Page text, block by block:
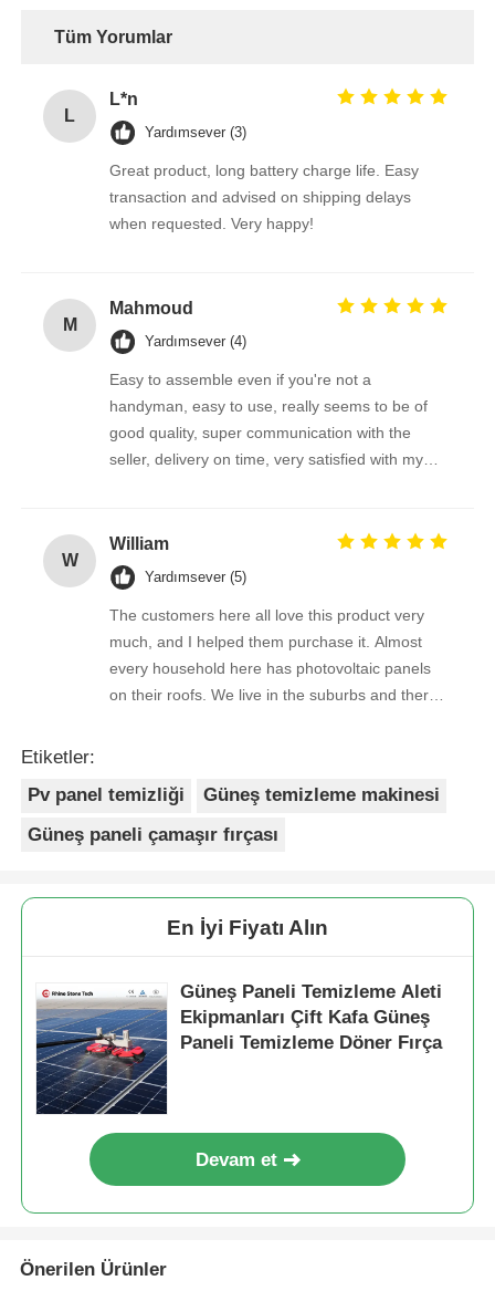
Tüm Yorumlar
L
L*n
Yardımsever (3)
Great product, long battery charge life. Easy
transaction and advised on shipping delays
when requested. Very happy!
M
Mahmoud
Yardımsever (4)
Easy to assemble even if you're not a
handyman, easy to use, really seems to be of
good quality, super communication with the
seller, delivery on time, very satisfied with my
W
William
Yardımsever (5)
The customers here all love this product very
much, and I helped them purchase it. Almost
every household here has photovoltaic panels
on their roofs. We live in the suburbs and there
Etiketler:
Pv panel temizliği
Güneş temizleme makinesi
Güneş paneli çamaşır fırçası
En İyi Fiyatı Alın
Güneş Paneli Temizleme Aleti
Ekipmanları Çift Kafa Güneş
Paneli Temizleme Döner Fırça
Devam et
Önerilen Ürünler